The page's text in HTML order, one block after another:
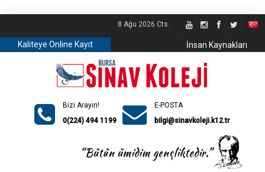
8 Ağu 2026 Cts.
Kaliteye Online Kayıt İnsan Kaynakları
Bizi Arayın!
0(224) 494 1199
E-POSTA
bilgi@sinavkoleji.k12.tr